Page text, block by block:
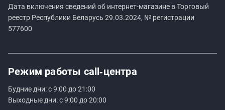
Дата включения сведений об интернет-магазине в Торговый
реестр Республики Беларусь 29.03.2024, № регистрации
577600
Режим работы call‑центра
Будние дни: с 9:00 до 21:00
Выходные дни: с 9:00 до 20:00